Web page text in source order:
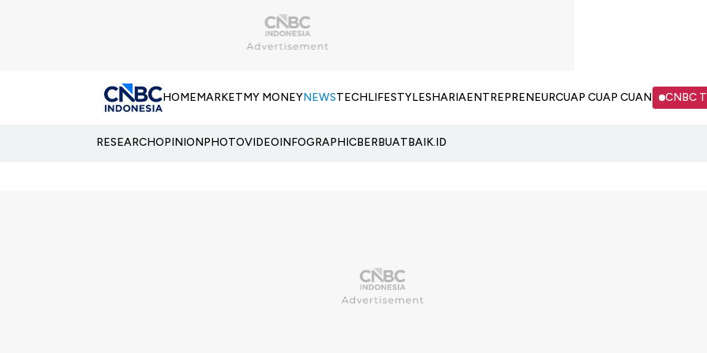
HOMEMARKETMY MONEYNEWSTECHLIFESTYLESHARIAENTREPRENEURCUAP CUAP CUAN CNBC
RESEARCHOPINIONPHOTOVIDEOINFOGRAPHICBERBUATBAIK.ID